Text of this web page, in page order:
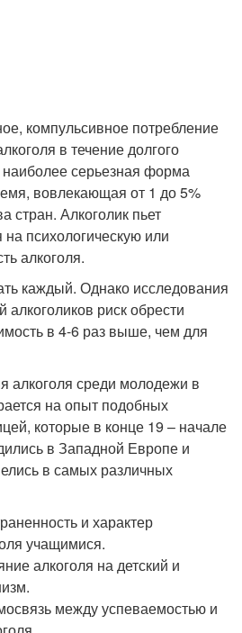
компульсивное потребление
в течение долгого
серьезная форма
вовлекающая от 1 до 5%
стран. Алкоголик пьет
психологическую или
алкоголя.
каждый. Однако исследования
алкоголиков риск обрести
в 4-6 раз выше, чем для
алкоголя среди молодежи в
на опыт подобных
которые в конце 19 – начале
в Западной Европе и
в самых различных
и характер
учащимися.
алкоголя на детский и
между успеваемостью и